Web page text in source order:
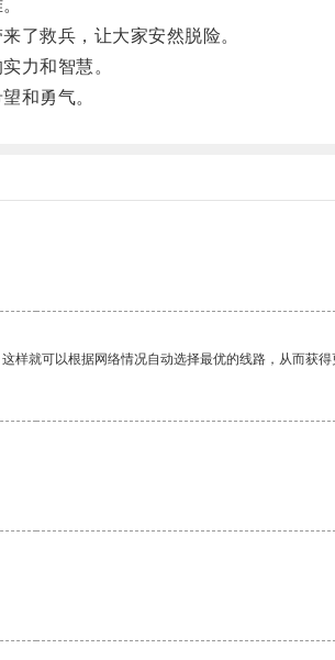
救兵，让大家安然脱险。
力和智慧。
和勇气。
就可以根据网络情况自动选择最优的线路，从而获得